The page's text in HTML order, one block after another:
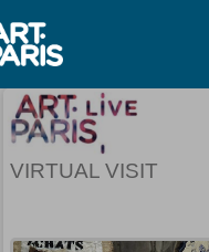
VIRTUAL VISIT